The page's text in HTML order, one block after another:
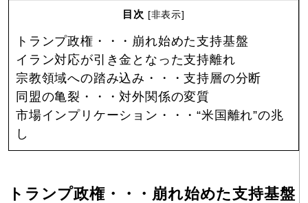
目次 [非表示]
トランプ政権・・・崩れ始めた支持基盤
イラン対応が引き金となった支持離れ
宗教領域への踏み込み・・・支持層の分断
同盟の亀裂・・・対外関係の変質
市場インプリケーション・・・“米国離れ”の兆
し
トランプ政権・・・崩れ始めた支持基盤